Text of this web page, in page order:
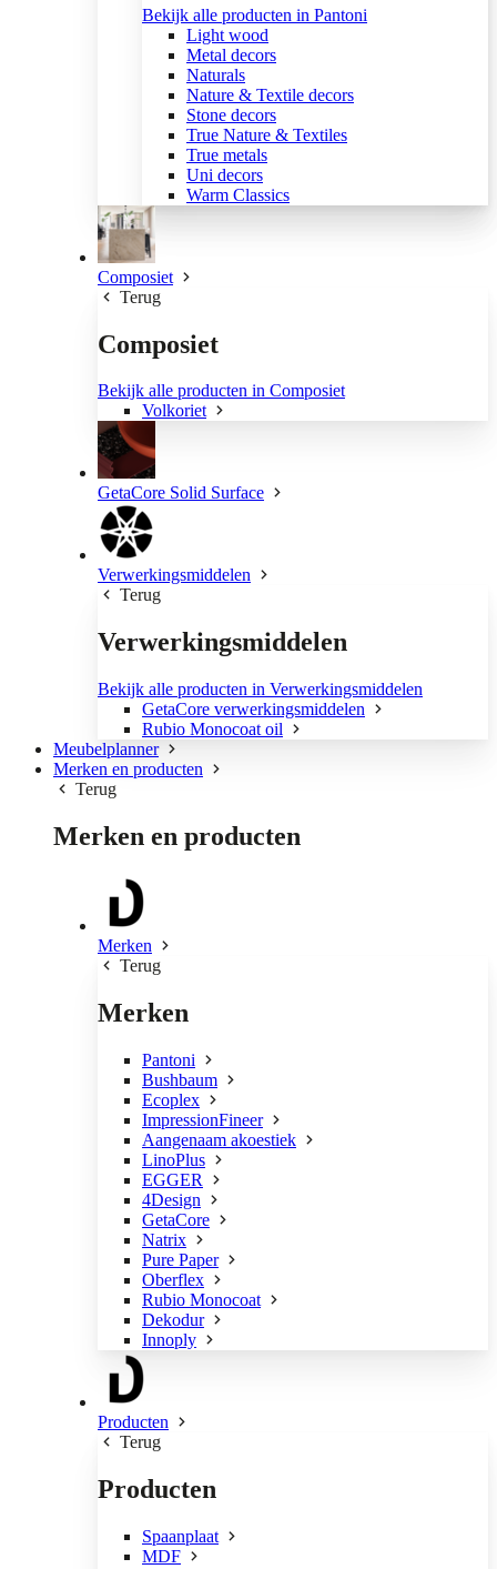
Bekijk alle producten in Pantoni
Light wood
Metal decors
Naturals
Nature & Textile decors
Stone decors
True Nature & Textiles
True metals
Uni decors
Warm Classics
Composiet
Terug
Composiet
Bekijk alle producten in Composiet
Volkoriet
GetaCore Solid Surface
Verwerkingsmiddelen
Terug
Verwerkingsmiddelen
Bekijk alle producten in Verwerkingsmiddelen
GetaCore verwerkingsmiddelen
Rubio Monocoat oil
Meubelplanner
Merken en producten
Terug
Merken en producten
Merken
Terug
Merken
Pantoni
Bushbaum
Ecoplex
ImpressionFineer
Aangenaam akoestiek
LinoPlus
EGGER
4Design
GetaCore
Natrix
Pure Paper
Oberflex
Rubio Monocoat
Dekodur
Innoply
Producten
Terug
Producten
Spaanplaat
MDF